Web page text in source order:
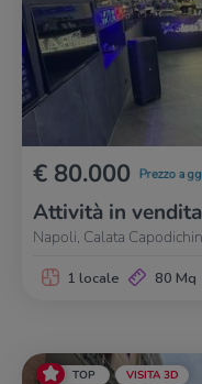
€ 80.000 Prezzo
Attività in vendita
Napoli, Calata
1 locale 80 Mq
TOP VISITA 3D